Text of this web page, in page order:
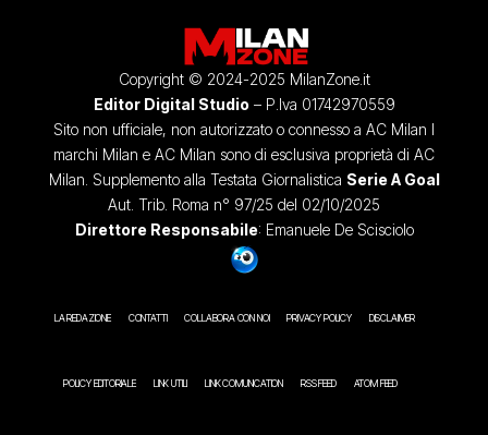
Copyright © 2024-2025 MilanZone.it
Editor Digital Studio – P.Iva 01742970559
Sito non ufficiale, non autorizzato o connesso a AC Milan I
marchi Milan e AC Milan sono di esclusiva proprietà di AC
Milan. Supplemento alla Testata Giornalistica Serie A Goal
Aut. Trib. Roma n° 97/25 del 02/10/2025
Direttore Responsabile: Emanuele De Scisciolo
LA REDAZIONE CONTATTI COLLABORA CON NOI PRIVACY POLICY DISCLAIMER
POLICY EDITORIALE LINK UTILI LINK COMUNICATION RSS FEED ATOM FEED